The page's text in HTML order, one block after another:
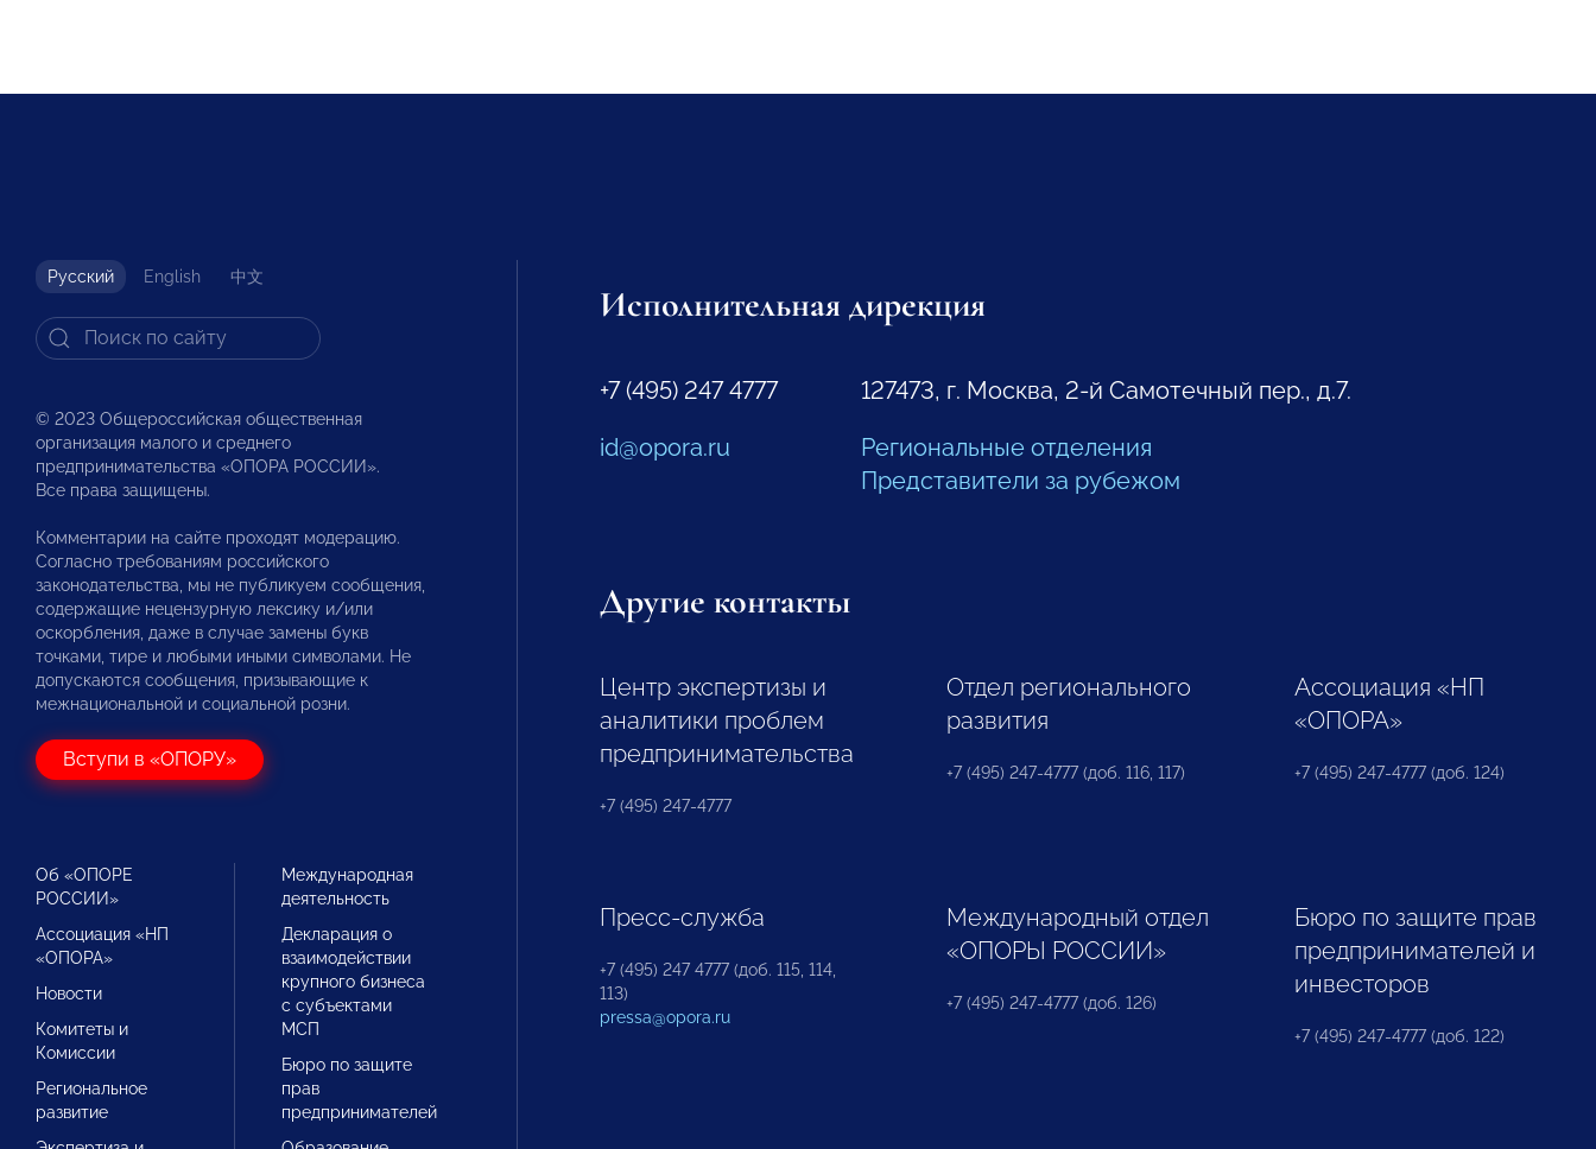
Русский English 中文
© 2023 Общероссийская общественная
организация малого и среднего
предпринимательства «ОПОРА РОССИИ».
Все права защищены.
Комментарии на сайте проходят модерацию.
Согласно требованиям российского
законодательства, мы не публикуем сообщения,
содержащие нецензурную лексику и/или
оскорбления, даже в случае замены букв
точками, тире и любыми иными символами. Не
допускаются сообщения, призывающие к
межнациональной и социальной розни.
Вступи в «ОПОРУ»
Об «ОПОРЕ
РОССИИ»
Ассоциация «НП
«ОПОРА»
Новости
Комитеты и
Комиссии
Региональное
развитие
Международная
деятельность
Декларация о
взаимодействии
крупного бизнеса
с субъектами
МСП
Бюро по защите
прав
предпринимателей
Исполнительная дирекция
+7 (495) 247 4777
id@opora.ru
127473, г. Москва, 2-й Самотечный пер., д.7.
Региональные отделения
Представители за рубежом
Другие контакты
Центр экспертизы и
аналитики проблем
предпринимательства
+7 (495) 247-4777
Отдел регионального
развития
+7 (495) 247-4777 (доб. 116, 117)
Ассоциация «НП
«ОПОРА»
+7 (495) 247-4777 (доб. 124)
Пресс-служба
+7 (495) 247 4777 (доб. 115, 114,
113)
pressa@opora.ru
Международный отдел
«ОПОРЫ РОССИИ»
+7 (495) 247-4777 (доб. 126)
Бюро по защите прав
предпринимателей и
инвесторов
+7 (495) 247-4777 (доб. 122)